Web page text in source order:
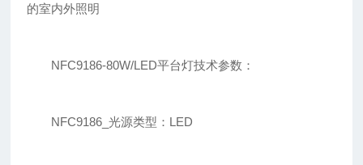
的室内外照明
NFC9186-80W/LED平台灯技术参数：
NFC9186_光源类型：LED